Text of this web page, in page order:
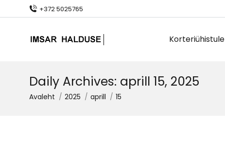
+372 5025765
Korteriühistule
Daily Archives: aprill 15, 2025
You are here:
Avaleht 2025 aprill 15